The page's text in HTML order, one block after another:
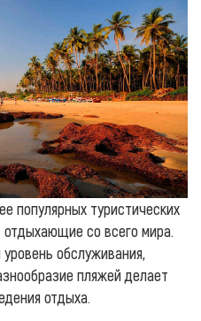
популярных туристических
со всего мира.
обслуживания,
пляжей делает
отдыха.